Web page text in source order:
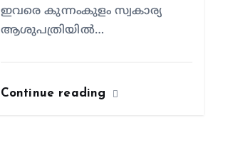
ഇവരെ കുന്നംകുളം സ്വകാര്യ
ആശുപത്രിയില്‍…
Continue reading